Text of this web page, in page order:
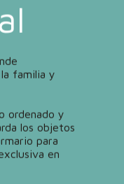
familia y
ordenado y
los objetos
para
en